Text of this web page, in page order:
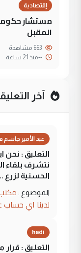
إقتصادية
مستشار
المقبل
--منذ 21 ساعة
آخر
عبد الأمير جاسم
التعليق : نحن
نتشرف بلقاء
الحسنية لزرع
الموضوع :
لدينا اي حساب
hadi
التعليق :